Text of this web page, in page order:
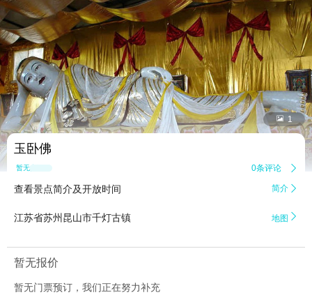
 1
玉卧佛
暂无点评 0条评论 
查看景点简介及开放时间 简介 
江苏省苏州昆山市千灯古镇 地图 
暂无报价
暂无门票预订，我们正在努力补充
